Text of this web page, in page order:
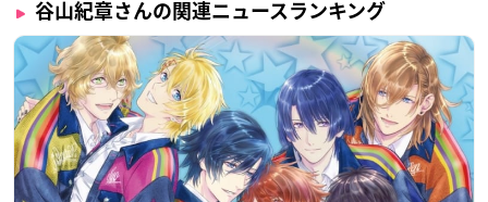
谷山紀章さんの関連ニュースランキング